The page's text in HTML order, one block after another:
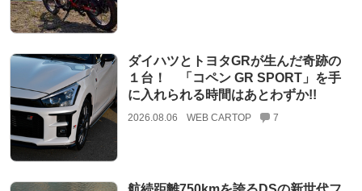
ダイハツとトヨタGRが生んだ奇跡の
１台！ 「コペン GR SPORT」を手
に入れられる時間はあとわずか!!
2026.08.06 WEB CARTOP 7